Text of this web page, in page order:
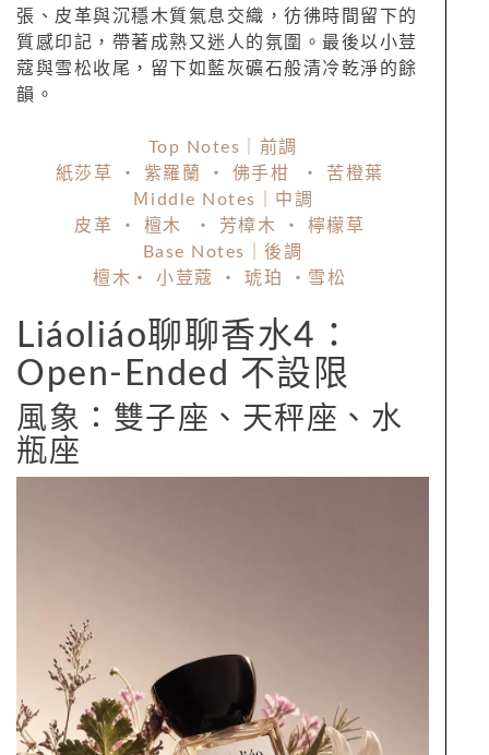
張、皮革與沉穩木質氣息交織，彷彿時間留下的
質感印記，帶著成熟又迷人的氛圍。最後以小荳
蔻與雪松收尾，留下如藍灰礦石般清冷乾淨的餘
韻。
Top Notes｜前調
紙莎草 ・ 紫羅蘭 ・ 佛手柑 ・ 苦橙葉
Ｍiddle Notes｜中調
皮革 ・ 檀木 ・ 芳樟木 ・ 檸檬草
Base Notes｜後調
檀木・ 小荳蔻 ・ 琥珀 ・雪松
Liáoliáo聊聊香水4：
Open-Ended 不設限
風象：雙子座、天秤座、水
瓶座